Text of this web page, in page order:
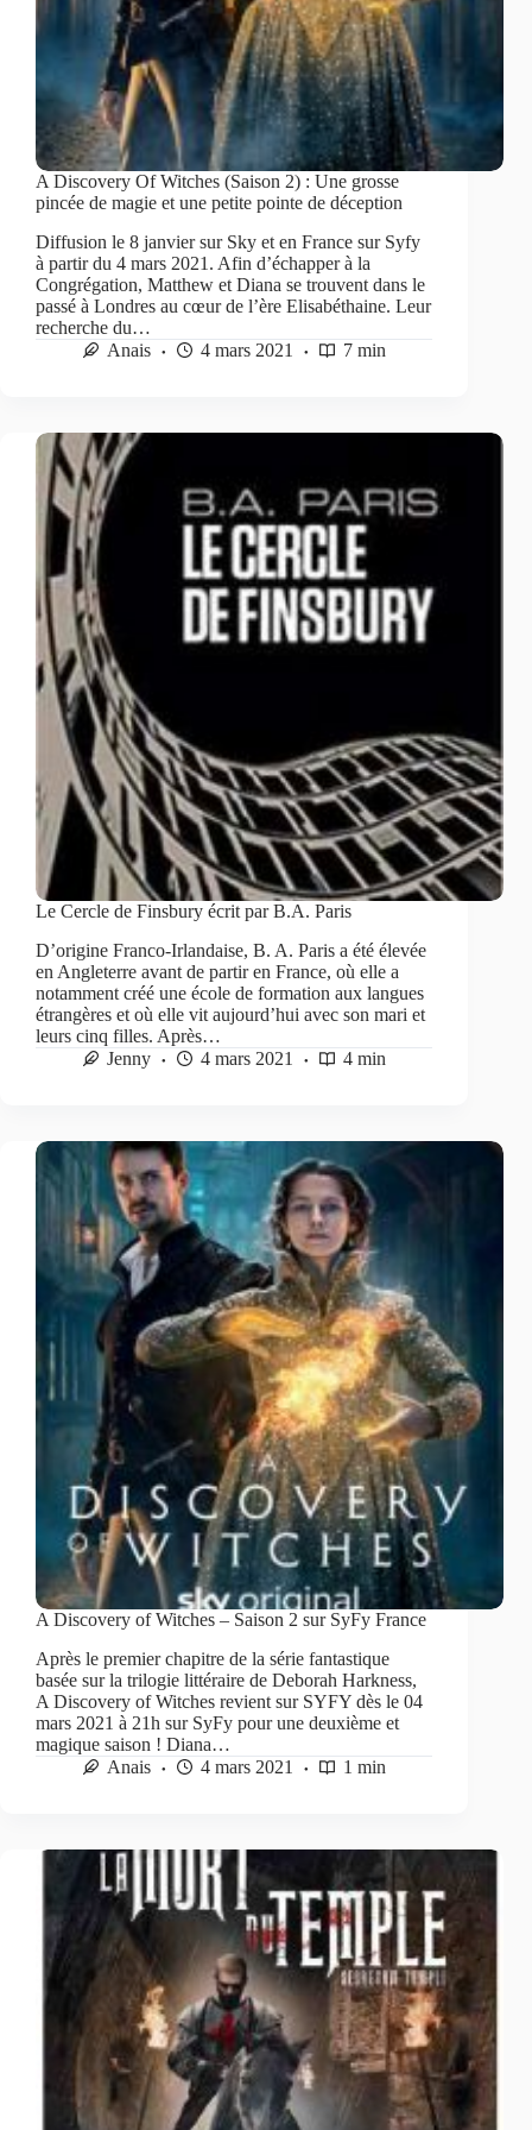
A Discovery Of Witches (Saison 2) : Une grosse
pincée de magie et une petite pointe de déception
Diffusion le 8 janvier sur Sky et en France sur Syfy
à partir du 4 mars 2021. Afin d’échapper à la
Congrégation, Matthew et Diana se trouvent dans le
passé à Londres au cœur de l’ère Elisabéthaine. Leur
recherche du…
Anais
4 mars 2021 7 min
Le Cercle de Finsbury écrit par B.A. Paris
D’origine Franco-Irlandaise, B. A. Paris a été élevée
en Angleterre avant de partir en France, où elle a
notamment créé une école de formation aux langues
étrangères et où elle vit aujourd’hui avec son mari et
leurs cinq filles. Après…
Jenny
4 mars 2021 4 min
A Discovery of Witches – Saison 2 sur SyFy France
Après le premier chapitre de la série fantastique
basée sur la trilogie littéraire de Deborah Harkness,
A Discovery of Witches revient sur SYFY dès le 04
mars 2021 à 21h sur SyFy pour une deuxième et
magique saison ! Diana…
Anais
4 mars 2021 1 min